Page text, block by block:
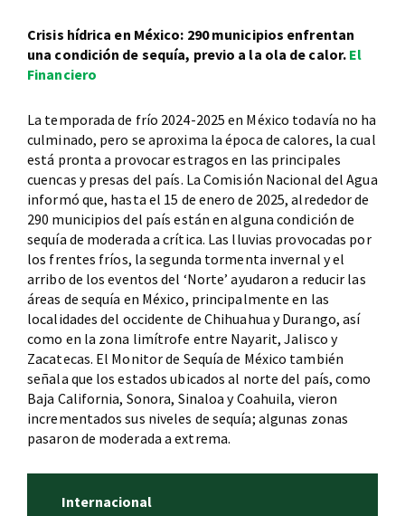
Crisis hídrica en México: 290 municipios enfrentan
una condición de sequía, previo a la ola de calor. El
Financiero
La temporada de frío 2024-2025 en México todavía no ha
culminado, pero se aproxima la época de calores, la cual
está pronta a provocar estragos en las principales
cuencas y presas del país. La Comisión Nacional del Agua
informó que, hasta el 15 de enero de 2025, alrededor de
290 municipios del país están en alguna condición de
sequía de moderada a crítica. Las lluvias provocadas por
los frentes fríos, la segunda tormenta invernal y el
arribo de los eventos del ‘Norte’ ayudaron a reducir las
áreas de sequía en México, principalmente en las
localidades del occidente de Chihuahua y Durango, así
como en la zona limítrofe entre Nayarit, Jalisco y
Zacatecas. El Monitor de Sequía de México también
señala que los estados ubicados al norte del país, como
Baja California, Sonora, Sinaloa y Coahuila, vieron
incrementados sus niveles de sequía; algunas zonas
pasaron de moderada a extrema.
Internacional